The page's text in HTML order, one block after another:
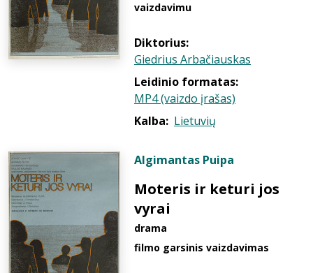
vaizdavimu
Diktorius:
Giedrius Arbačiauskas
Leidinio formatas:
MP4 (vaizdo įrašas)
Kalba: Lietuvių
Algimantas Puipa
Moteris ir keturi jos
vyrai
drama
filmo garsinis vaizdavimas